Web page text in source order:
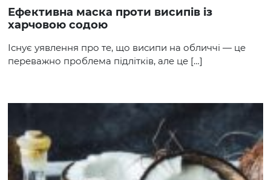
Ефективна маска проти висипів із
харчовою содою
Існує уявлення про те, що висипи на обличчі — це
переважно проблема підлітків, але це […]